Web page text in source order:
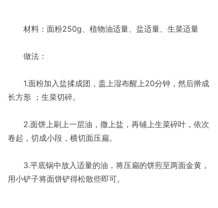
材料：面粉250g、植物油适量、盐适量、生菜适量
做法：
1.面粉加入盐揉成团，盖上湿布醒上20分钟，然后擀成
长方形 ；生菜切碎。
2.面饼上刷上一层油，撒上盐，再铺上生菜碎叶，依次
卷起，切成小段，横切面压扁。
3.平底锅中放入适量的油，将压扁的饼煎至两面金黄，
用小铲子将面饼铲得松散些即可。